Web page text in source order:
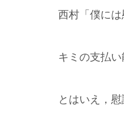
西村「僕には
キミの支払
とはいえ，